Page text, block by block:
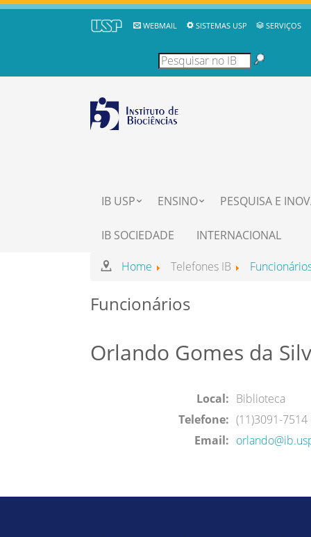
WEBMAIL SISTEMAS USP SERVIÇOS
IB USP ENSINO PESQUISA E
IB SOCIEDADE INTERNACIONAL
Home Telefones IB
Funcionários
Orlando Gomes da
Local: Biblioteca
Telefone: (11)3091-7514
Email: